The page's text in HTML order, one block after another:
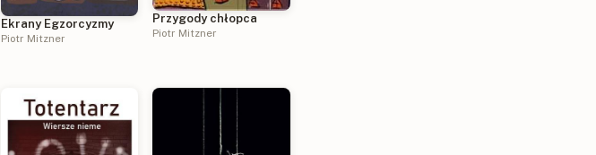
Ekrany Egzorcyzmy
Piotr Mitzner
Przygody chłopca
Piotr Mitzner